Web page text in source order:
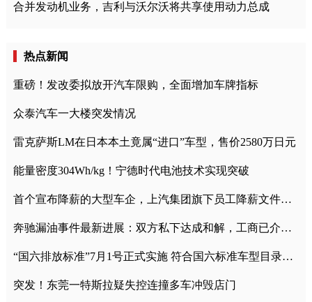
合并发动机业务，吉利与沃尔沃将共享使用动力总成
热点新闻
重磅！发改委拟放开汽车限购，全面增加车牌指标
众泰汽车一大楼突发情况
雷克萨斯LM在日本本土竟属“进口”车型，售价2580万日元
能量密度304Wh/kg！宁德时代电池技术实现突破
首个宣布降薪的大型车企，上汽集团旗下员工降薪文件曝光
奔驰漏油事件最新进展：双方私下达成和解，工商已介入调查
“国六排放标准”7月1号正式实施 符合国六标准车型目录一览
突发！东莞一特斯拉疑失控连撞多车冲毁店门